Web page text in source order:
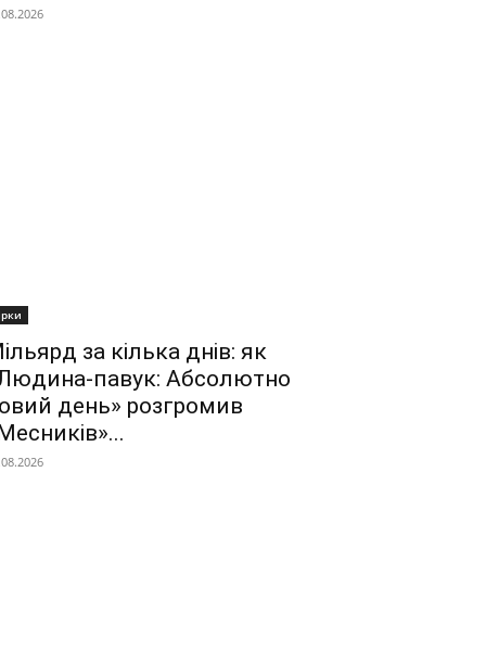
за кілька днів: як
павук: Абсолютно
день» розгромив